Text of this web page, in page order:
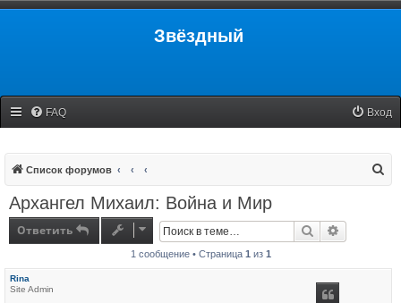
Звёздный
FAQ Вход
Список форумов
Архангел Михаил: Война и Мир
Ответить Поиск
1 сообщение • Страница 1 из 1
Rina
Site Admin